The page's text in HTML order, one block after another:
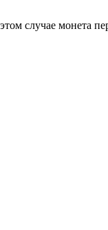
случае монета